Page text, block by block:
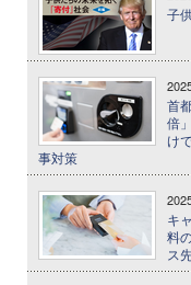
子
首
倍
け
事対策
キ
料
ス